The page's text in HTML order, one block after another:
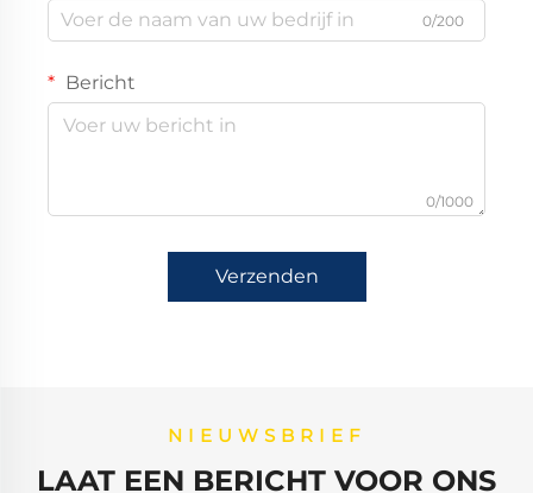
0/200
Bericht
0/1000
Verzenden
NIEUWSBRIEF
LAAT EEN BERICHT VOOR ONS